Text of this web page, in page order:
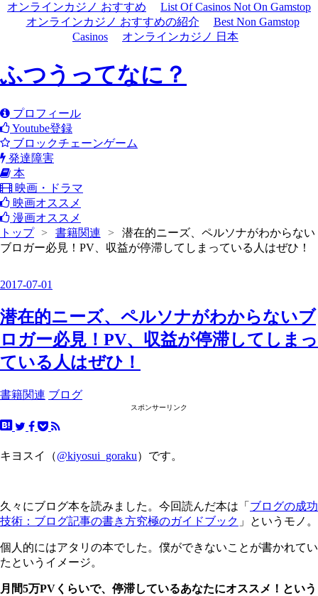
オンラインカジノ おすすめ
List Of Casinos Not On Gamstop
オンラインカジノ おすすめの紹介
Best Non Gamstop
Casinos
オンラインカジノ 日本
ふつうってなに？
プロフィール
Youtube登録
ブロックチェーンゲーム
発達障害
本
映画・ドラマ
映画オススメ
漫画オススメ
トップ
> 書籍関連 >
潜在的ニーズ、ペルソナがわからない
ブロガー必見！PV、収益が停滞してしまっている人はぜひ！
2017-07-01
潜在的ニーズ、ペルソナがわからないブ
ロガー必見！PV、収益が停滞してしまっ
ている人はぜひ！
書籍関連 ブログ
スポンサーリンク
キヨスイ（@kiyosui_goraku）です。
久々にブログ本を読みました。今回読んだ本は「 ブログの成功
技術：ブログ記事の書き方究極のガイドブック 」というモノ。
個人的にはアタリの本でした。僕ができないことが書かれてい
たというイメージ。
月間5万PVくらいで、停滞しているあなたにオススメ！という